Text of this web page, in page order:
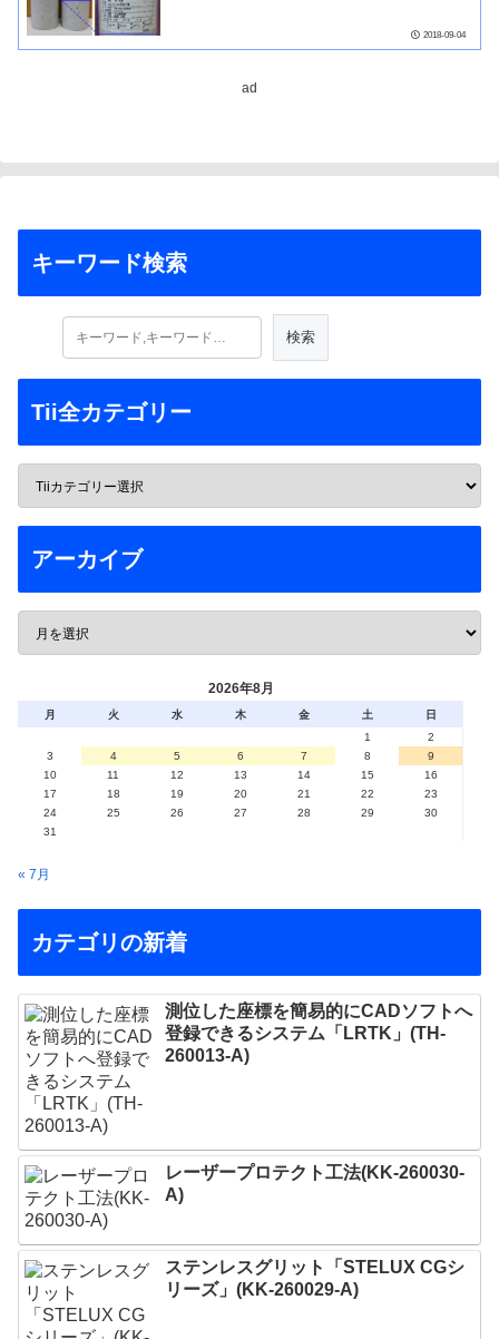
2018-09-04
ad
キーワード検索
Tii全カテゴリー
アーカイブ
2026年8月
月 火 水 木 金 土
日
1
2
3
4 5 6 7 8
9
10
11 12 13 14 15
16
17
18 19 20 21 22
23
24
25 26 27 28 29
30
31
« 7月
カテゴリの新着
測位した座標を簡易的にCADソフトへ
登録できるシステム「LRTK」(TH-
260013-A)
レーザープロテクト⼯法(KK-260030-
A)
ステンレスグリット「STELUX CGシ
リーズ」(KK-260029-A)